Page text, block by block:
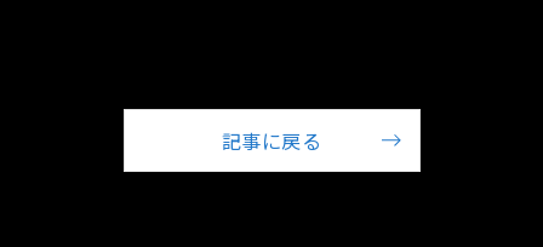
記事に戻る